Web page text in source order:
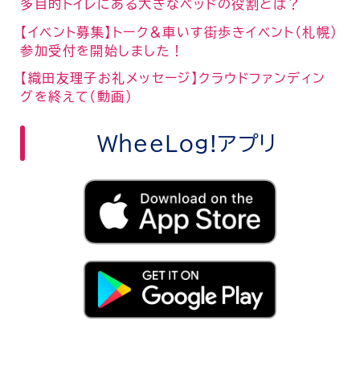
多目的トイレにある大きなベッドの役割とは？
【イベント募集】トーク＆車いす街歩きイベント（札幌）
参加受付を開始しました！
【織田友理子お礼メッセージ】クラウドファンディン
グを終えて（動画）
WheeLog!アプリ